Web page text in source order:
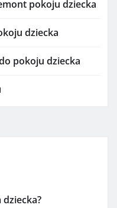
pokoju dziecka
dziecka
pokoju dziecka